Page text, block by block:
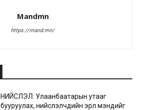
Mandmn
https://mand.mn/
НИЙСЛЭЛ: Улаанбаатарын утааг
бууруулах, нийслэлчүүдийн эрүүл мэндийг